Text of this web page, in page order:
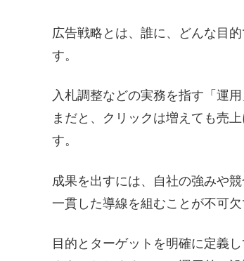
広告戦略とは、誰に、どんな目
す。
入札調整などの実務を指す「運
まだと、クリックは増えても売
す。
成果を出すには、自社の強みや
一貫した導線を組むことが不可欠
目的とターゲットを明確に定義